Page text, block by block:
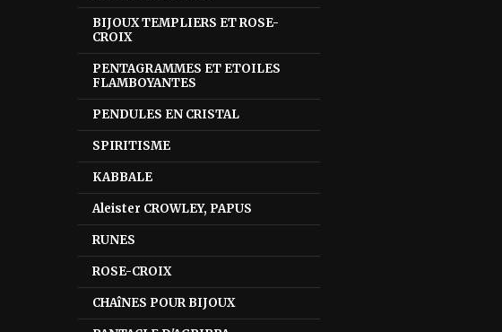
BIJOUX TEMPLIERS ET ROSE-
CROIX
PENTAGRAMMES ET ETOILES
FLAMBOYANTES
PENDULES EN CRISTAL
SPIRITISME
KABBALE
Aleister CROWLEY, PAPUS
RUNES
ROSE-CROIX
CHAîNES POUR BIJOUX